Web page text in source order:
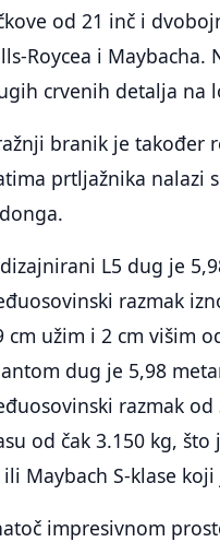
od 21 inč i
Roycea i
crvenih detalja na
branik je također
prtljažnika nalazi
L5 dug je
razmak
cm užim i 2 cm višim
dug je 5,98
razmak
od čak 3.150 kg,
ili Maybach S-klase
impresivnom